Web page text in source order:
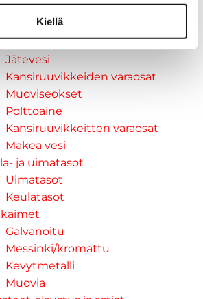
Kiellä
ruuvit
Vetourat
Jätevesi
Kansiruuvikkeiden varaosat
Muoviseokset
Polttoaine
Kansiruuvikkeitten varaosat
Makea vesi
ja uimatasot
Uimatasot
Keulatasot
Galvanoitu
Messinki/kromattu
Kevytmetalli
Muovia